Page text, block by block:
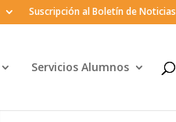
Suscripción al Boletín de Noticias
Servicios Alumnos